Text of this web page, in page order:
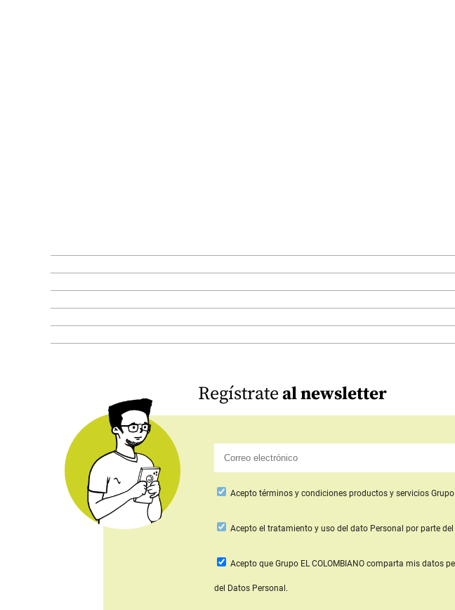
Regístrateal newsletter
Acepto términos y condiciones productos y servicios Grupo
Aceptoel tratamiento y uso del dato Personal por parte del
Acepto que Grupo EL COLOMBIANO comparta mis datos
del Datos Personal.